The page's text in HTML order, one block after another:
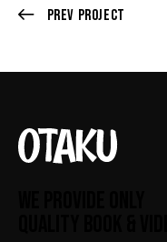
Prev Project